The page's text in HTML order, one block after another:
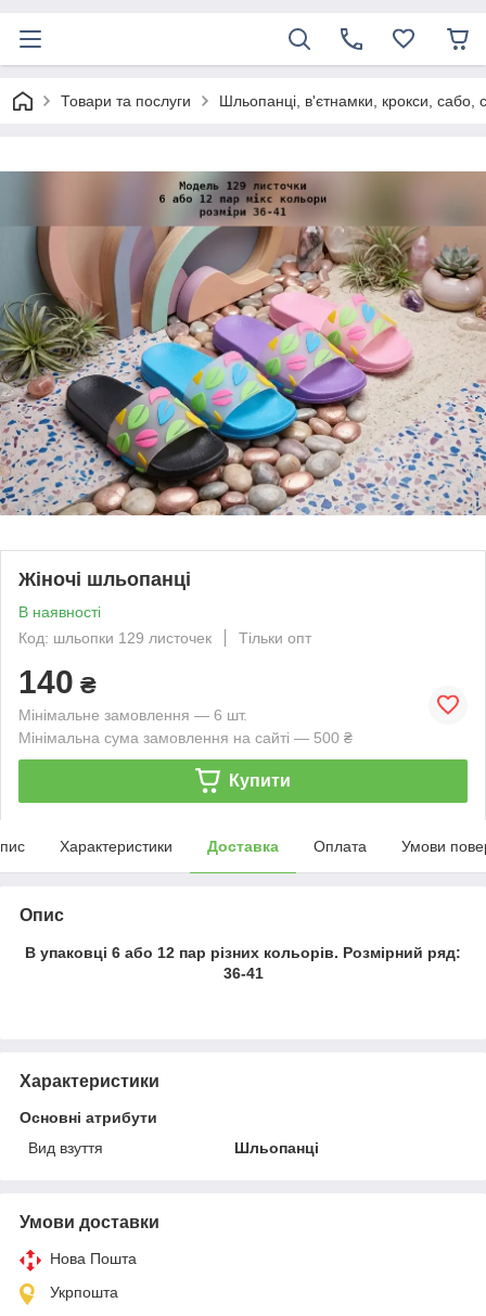
Товари та послуги Шльопанці, в'єтнамки, крокси, сабо,
Жіночі шльопанці
В наявності
Код: шльопки 129 листочек
Тільки опт
140 ₴
Мінімальне замовлення — 6 шт.
Мінімальна сума замовлення на сайті — 500 ₴
Купити
Характеристики Доставка Оплата Умови
Опис
В упаковці 6 або 12 пар різних кольорів. Розмірний ряд:
36-41
Характеристики
Основні атрибути
Вид взуття
Шльопанці
Умови доставки
Нова Пошта
Укрпошта